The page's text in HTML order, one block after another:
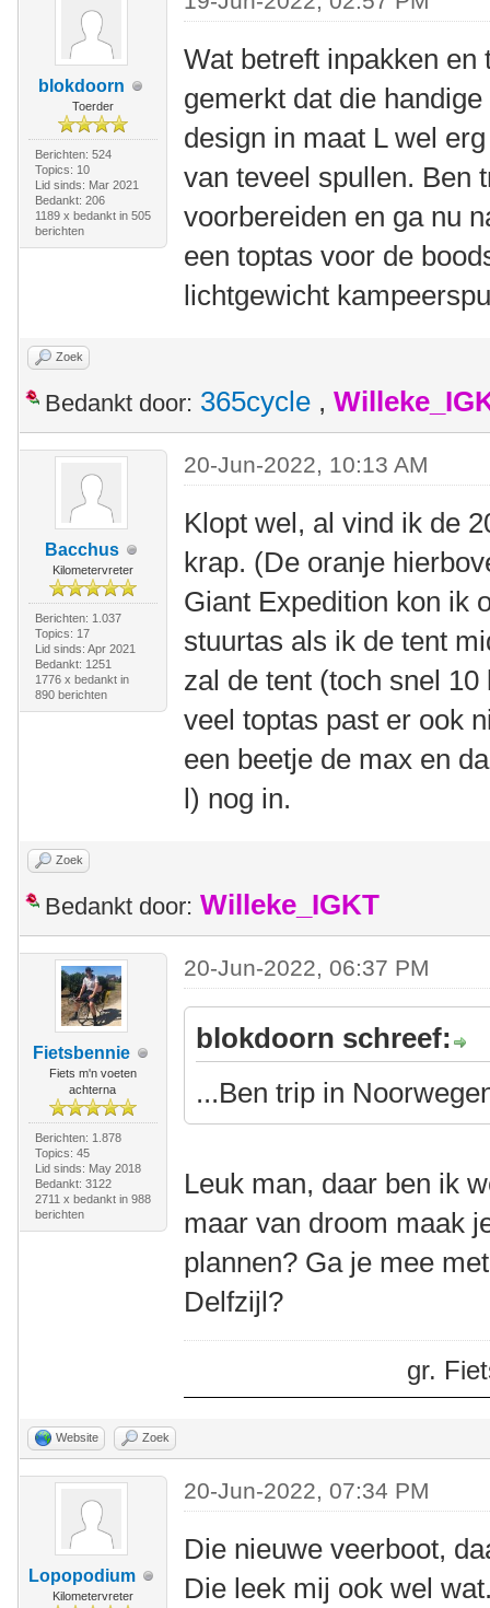
blokdoorn
Toerder
Berichten: 524
Topics: 10
Lid sinds: Mar 2021
Bedankt: 206
1189 x bedankt in 505
berichten
Wat betreft inpakken
gemerkt dat die
design in maat L wel
van teveel spullen. Ben
voorbereiden en ga nu
een toptas voor de
lichtgewicht
Zoek
Bedankt door: 365cycle ,
Bacchus
Kilometervreter
Berichten: 1.037
Topics: 17
Lid sinds: Apr 2021
Bedankt: 1251
1776 x bedankt in
890 berichten
20-Jun-2022, 10:13 AM
Klopt wel, al vind ik de
krap. (De oranje
Giant Expedition kon ik
stuurtas als ik de tent
zal de tent (toch snel
veel toptas past er ook
een beetje de max en
l) nog in.
Zoek
Bedankt door: Willeke_IGKT
Fietsbennie
Fiets m'n voeten
achterna
Berichten: 1.878
Topics: 45
Lid sinds: May 2018
Bedankt: 3122
2711 x bedankt in 988
berichten
20-Jun-2022, 06:37 PM
blokdoorn schreef:
...Ben trip in
Leuk man, daar ben ik
maar van droom maak
plannen? Ga je mee
Delfzijl?
gr.
Website Zoek
Lopopodium
Kilometervreter
20-Jun-2022, 07:34 PM
Die nieuwe veerboot,
Die leek mij ook wel